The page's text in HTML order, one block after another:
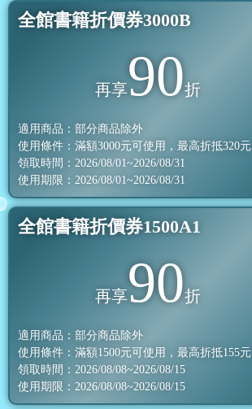
全館書籍折價券3000B
再享90折
適用商品：部分商品除外
使用條件：滿額3000元可使用，最高折抵320元
領取時間：2026/08/01~2026/08/31
使用期限：2026/08/01~2026/08/31
全館書籍折價券1500A1
再享90折
適用商品：部分商品除外
使用條件：滿額1500元可使用，最高折抵155元
領取時間：2026/08/08~2026/08/15
使用期限：2026/08/08~2026/08/15